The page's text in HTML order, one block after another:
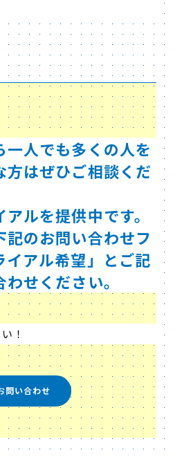
人でも多くの人を
方はぜひご相談くだ
ルを提供中です。
記のお問い合わせフ
イアル希望」とご記
せください。
！
問い合わせ